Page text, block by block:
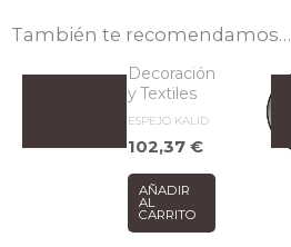
También te recomendamos…
Decoración
y Textiles
ESPEJO KALID
102,37€
AÑADIR
AL
CARRITO